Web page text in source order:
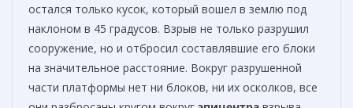
остался только кусок, который вошел в землю под
наклоном в 45 градусов. Взрыв не только разрушил
сооружение, но и отбросил составлявшие его блоки
на значительное расстояние. Вокруг разрушенной
части платформы нет ни блоков, ни их осколков, все